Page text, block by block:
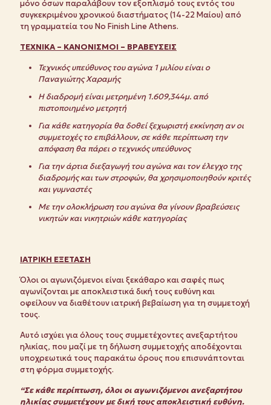
μόνο όσων παραλάβουν τον εξοπλισμό τους εντός του
συγκεκριμένου χρονικού διαστήματος (14-22 Μαίου) από
τη γραμματεία του No Finish Line Athens.
ΤΕΧΝΙΚΑ – ΚΑΝΟΝΙΣΜΟΙ – ΒΡΑΒΕΥΣΕΙΣ
Τεχνικός υπεύθυνος του αγώνα 1 μιλίου είναι ο
Παναγιώτης Χαραμής
Η διαδρομή είναι μετρημένη 1.609,344μ. από
πιστοποιημένο μετρητή
Για κάθε κατηγορία θα δοθεί ξεχωριστή εκκίνηση αν οι
συμμετοχές το επιβάλλουν, σε κάθε περίπτωση την
απόφαση θα πάρει ο τεχνικός υπεύθυνος
Για την άρτια διεξαγωγή του αγώνα και τον έλεγχο της
διαδρομής και των στροφών, θα χρησιμοποιηθούν κριτές
και γυμναστές
Με την ολοκλήρωση του αγώνα θα γίνουν βραβεύσεις
νικητών και νικητριών κάθε κατηγορίας
ΙΑΤΡΙΚΗ ΕΞΕΤΑΣΗ
Όλοι οι αγωνιζόμενοι είναι ξεκάθαρο και σαφές πως
αγωνίζονται με αποκλειστικά δική τους ευθύνη και
οφείλουν να διαθέτουν ιατρική βεβαίωση για τη συμμετοχή
τους.
Αυτό ισχύει για όλους τους συμμετέχοντες ανεξαρτήτου
ηλικίας, που μαζί με τη δήλωση συμμετοχής αποδέχονται
υποχρεωτικά τους παρακάτω όρους που επισυνάπτονται
στη φόρμα συμμετοχής.
“Σε κάθε περίπτωση, όλοι οι αγωνιζόμενοι ανεξαρτήτου
ηλικίας συμμετέχουν με δική τους αποκλειστική ευθύνη.